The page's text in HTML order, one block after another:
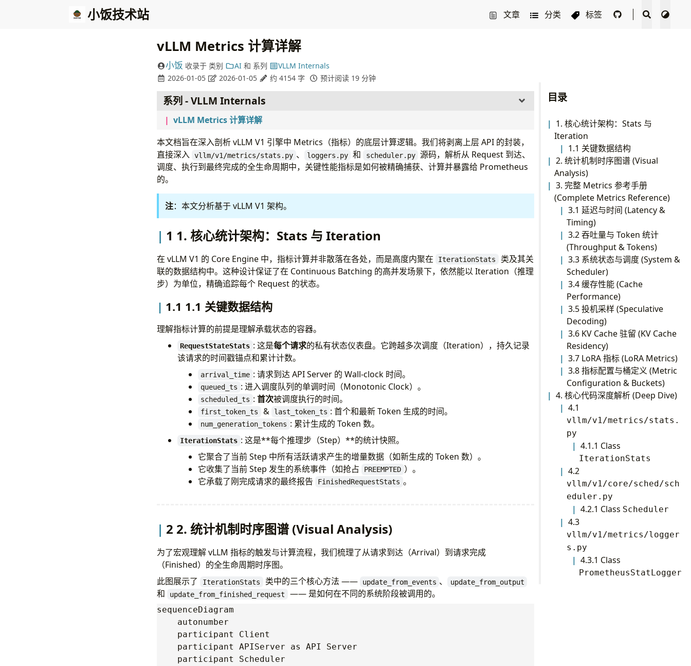
小饭技术站 文章 分类 标签
目录
1. 核心统计架构：Stats 与
Iteration
1.1 关键数据结构
2. 统计机制时序图谱 (Visual
Analysis)
3. 完整 Metrics 参考手册
(Complete Metrics Reference)
3.1 延迟与时间 (Latency &
Timing)
3.2 吞吐量与 Token 统计
(Throughput & Tokens)
3.3 系统状态与调度 (System &
Scheduler)
3.4 缓存性能 (Cache
Performance)
3.5 投机采样 (Speculative
Decoding)
3.6 KV Cache 驻留 (KV Cache
Residency)
3.7 LoRA 指标 (LoRA Metrics)
3.8 指标配置与桶定义 (Metric
Configuration & Buckets)
4. 核心代码深度解析 (Deep Dive)
4.1
vllm/v1/metrics/stats.
py
4.1.1 Class
IterationStats
4.2
vllm/v1/core/sched/sch
eduler.py
4.2.1 Class Scheduler
4.3
vllm/v1/metrics/logger
s.py
4.3.1 Class
PrometheusStatLogger
vLLM Metrics 计算详解
小饭 收录于 类别 AI 和 系列
VLLM Internals
2026-01-05
2026-01-05 约 4154 字 预计阅读 19 分钟
系列 - VLLM Internals
vLLM Metrics 计算详解
本文档旨在深入剖析 vLLM V1 引擎中 Metrics（指标）的底层计算逻辑。我们将剥离上层 API 的封装，
直接深入 vllm/v1/metrics/stats.py 、 loggers.py 和 scheduler.py 源码，解析从 Request 到达、
调度、执行到最终完成的全生命周期中，关键性能指标是如何被精确捕获、计算并暴露给 Prometheus
的。
注：本文分析基于 vLLM V1 架构。
1 1. 核心统计架构：Stats 与 Iteration
在 vLLM V1 的 Core Engine 中，指标计算并非散落在各处，而是高度内聚在 IterationStats
类及其关
联的数据结构中。这种设计保证了在 Continuous Batching 的高并发场景下，依然能以 Iteration（推理
步）为单位，精确追踪每个 Request 的状态。
1.1 1.1 关键数据结构
理解指标计算的前提是理解承载状态的容器。
RequestStateStats : 这是每个请求的私有状态仪表盘。它跨越多次调度（Iteration），持久记录
该请求的时间戳锚点和累计计数。
arrival_time : 请求到达 API Server 的 Wall-clock 时间。
queued_ts : 进入调度队列的单调时间（Monotonic Clock）。
scheduled_ts : 首次被调度执行的时间。
first_token_ts & last_token_ts : 首个和最新 Token 生成的时间。
num_generation_tokens : 累计生成的 Token 数。
IterationStats : 这是**每个推理步（Step）**的统计快照。
它聚合了当前 Step 中所有活跃请求产生的增量数据（如新生成的 Token 数）。
它收集了当前 Step 发生的系统事件（如抢占
PREEMPTED ）。
它承载了刚完成请求的最终报告
FinishedRequestStats 。
2 2. 统计机制时序图谱 (Visual Analysis)
为了宏观理解 vLLM 指标的触发与计算流程，我们梳理了从请求到达（Arrival）到请求完成
（Finished）的全生命周期时序图。
此图展示了
IterationStats 类中的三个核心方法 —— update_from_events 、 update_from_output
和 update_from_finished_request —— 是如何在不同的系统阶段被调用的。
sequenceDiagram
    autonumber
    participant Client
    participant APIServer as API Server
    participant Scheduler